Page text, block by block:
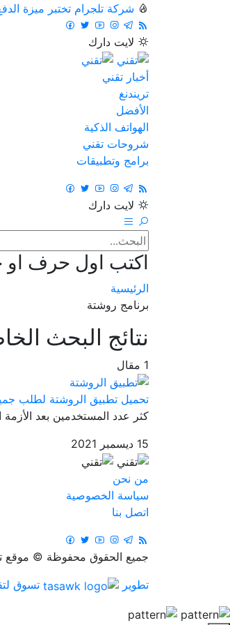
شركة تلجرام تختبر ميزة
لايت دارك
أخبار تقني
تريندنغ
الأفضل
الهواتف الذكية
شروحات تقني
برامج وتطبيقات
لايت دارك
اكتب اول حرف او
الرئيسية
برنامج روشتة
نتائج البحث
1 مقال
تحميل تطبيق الروشتة لطلب
كثر عدد المستخدمين بعد
15 ديسمبر 2021
من نحن
سياسة الخصوصية
اتصل بنا
جميع الحقوق محفوظة © موقع
تطوير
تسوق